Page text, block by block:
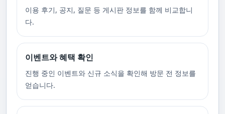
이용 후기, 공지, 질문 등 게시판 정보를 함께 비교합니
다.
이벤트와 혜택 확인
진행 중인 이벤트와 신규 소식을 확인해 방문 전 정보를
얻습니다.